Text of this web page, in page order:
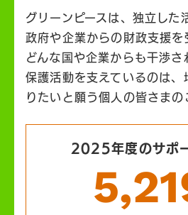
グリーンピースは、独立した
政府や企業からの財政支援を
どんな国や企業からも干渉さ
保護活動を支えているのは、
りたいと願う個人の皆さまの
2025年度のサポ